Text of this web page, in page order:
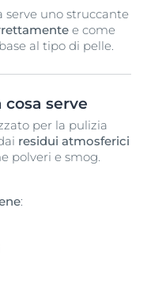
serve uno struccante
e come
al tipo di pelle.
cosa serve
per la pulizia
residui atmosferici
polveri e smog.
: